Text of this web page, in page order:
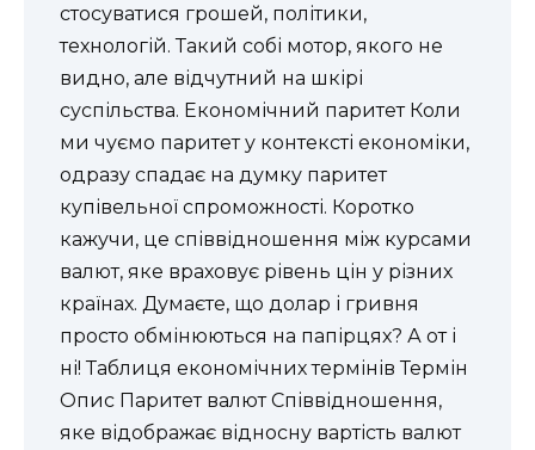
стосуватися грошей, політики,
технологій. Такий собі мотор, якого не
видно, але відчутний на шкірі
суспільства. Економічний паритет Коли
ми чуємо паритет у контексті економіки,
одразу спадає на думку паритет
купівельної спроможності. Коротко
кажучи, це співвідношення між курсами
валют, яке враховує рівень цін у різних
країнах. Думаєте, що долар і гривня
просто обмінюються на папірцях? А от і
ні! Таблиця економічних термінів Термін
Опис Паритет валют Співвідношення,
яке відображає відносну вартість валют